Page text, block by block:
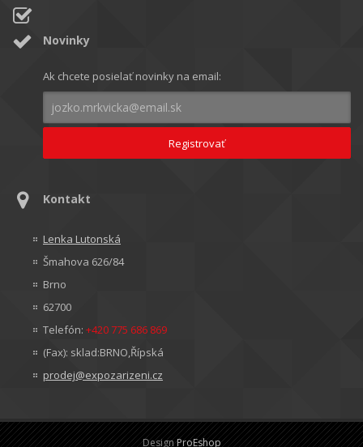
Novinky
Ak chcete posielať novinky na email:
Kontakt
Lenka Lutonská
Šmahova 626/84
Brno
62700
Telefón: +420 775 686 869
(Fax): sklad:BRNO,Řípská
prodej@expozarizeni.cz
DesignProEshop